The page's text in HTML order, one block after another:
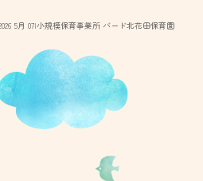
5月 07|小規模保育事業所 バード北花田保育園